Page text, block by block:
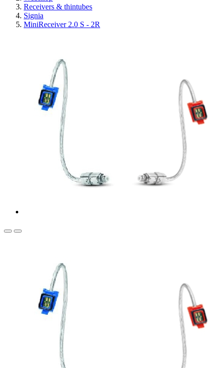
Receivers & thintubes
Signia
MiniReceiver 2.0 S - 2R